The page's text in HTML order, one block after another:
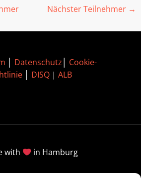
Nächster Teilnehmer →
Datenschutz
Cookie-
│ DISQ| ALB
with in Hamburg